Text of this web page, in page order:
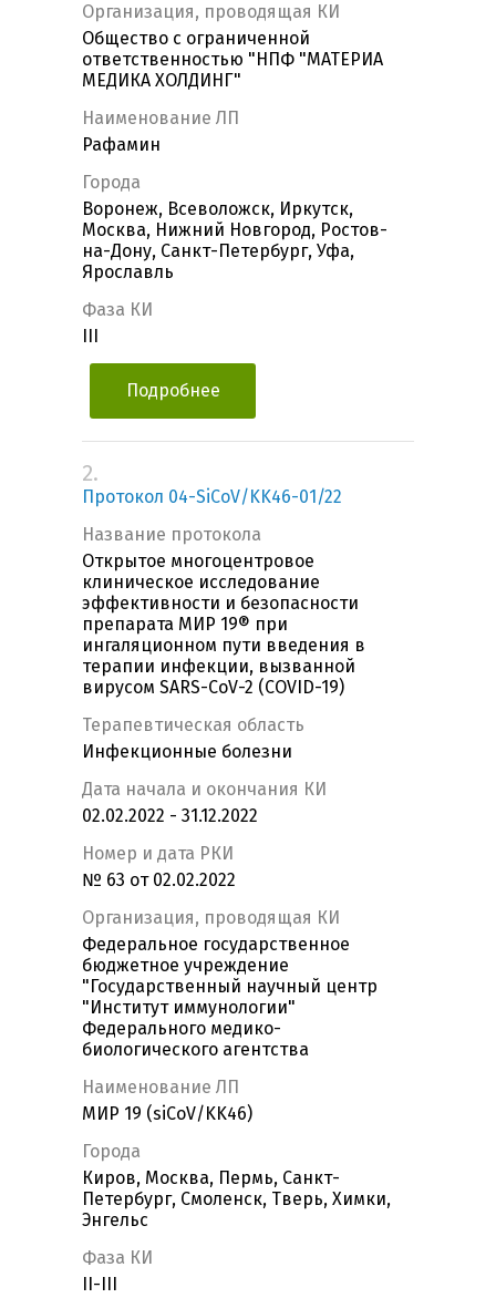
Организация, проводящая КИ
Общество с ограниченной
ответственностью "НПФ "МАТЕРИА
МЕДИКА ХОЛДИНГ"
Наименование ЛП
Рафамин
Города
Воронеж, Всеволожск, Иркутск,
Москва, Нижний Новгород, Ростов-
на-Дону, Санкт-Петербург, Уфа,
Ярославль
Фаза КИ
Подробнее
2.
Протокол 04-SiCoV/KK46-01/22
Название протокола
Открытое многоцентровое
клиническое исследование
эффективности и безопасности
препарата МИР 19® при
ингаляционном пути введения в
терапии инфекции, вызванной
вирусом SARS-CoV-2 (COVID-19)
Терапевтическая область
Инфекционные болезни
Дата начала и окончания КИ
02.02.2022 - 31.12.2022
Номер и дата РКИ
№ 63 от 02.02.2022
Организация, проводящая КИ
Федеральное государственное
бюджетное учреждение
"Государственный научный центр
"Институт иммунологии"
Федерального медико-
биологического агентства
Наименование ЛП
МИР 19 (siCoV/KK46)
Города
Киров, Москва, Пермь, Санкт-
Петербург, Смоленск, Тверь, Химки,
Энгельс
Фаза КИ
II-III